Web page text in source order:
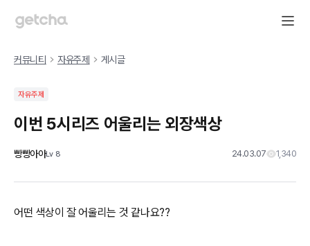
커뮤니티 자유주제 게시글
자유주제
이번 5시리즈 어울리는 외장색상
빵빵아아Lv 8 24.03.07 1,340
어떤 색상이 잘 어울리는 것 같나요??